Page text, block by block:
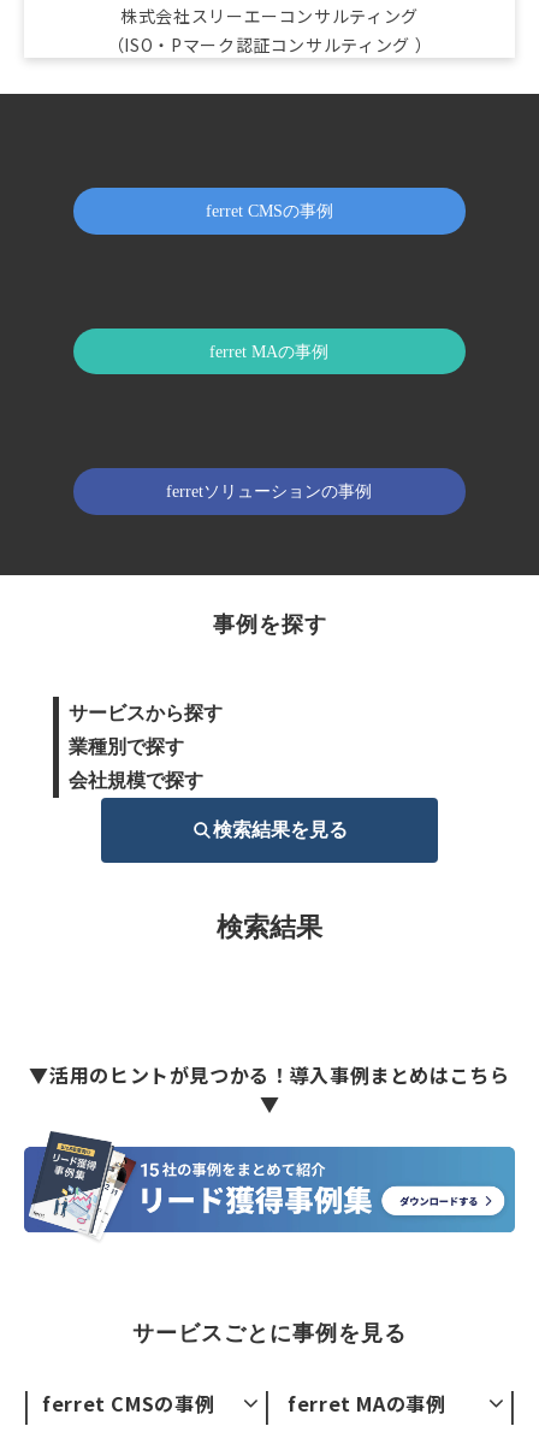
株式会社スリーエーコンサルティング
（ISO・Pマーク認証コンサルティング ）
ferret CMSの事例
ferret MAの事例
ferretソリューションの事例
事例を探す
サービスから探す
業種別で探す
会社規模で探す
検索結果を見る
検索結果
▼活用のヒントが見つかる！導入事例まとめはこちら
▼
サービスごとに事例を見る
ferret CMSの事例
ferret MAの事例